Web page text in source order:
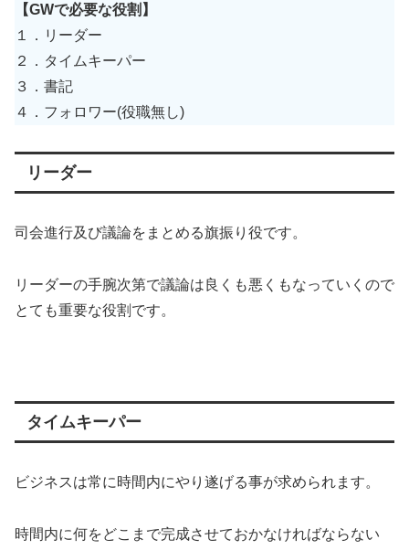
【GWで必要な役割】
１．リーダー
２．タイムキーパー
３．書記
４．フォロワー(役職無し)
リーダー
司会進行及び議論をまとめる旗振り役です。
リーダーの手腕次第で議論は良くも悪くもなっていくので
とても重要な役割です。
タイムキーパー
ビジネスは常に時間内にやり遂げる事が求められます。
時間内に何をどこまで完成させておかなければならない